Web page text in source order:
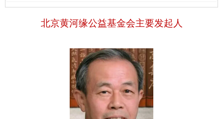
北京黄河缘公益基金会主要发起人